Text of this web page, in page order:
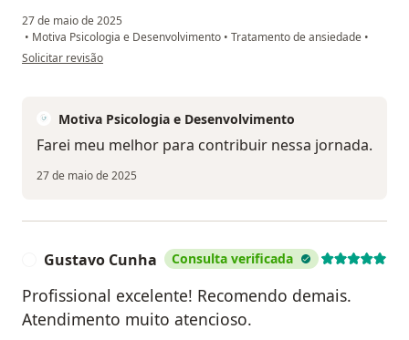
27 de maio de 2025
• Motiva Psicologia e Desenvolvimento • Tratamento de ansiedade •
na opinião do utilizador Bosco Santana
Solicitar revisão
Motiva Psicologia e Desenvolvimento
Farei meu melhor para contribuir nessa jornada.
27 de maio de 2025
Gustavo Cunha Consulta verificada
Profissional excelente! Recomendo demais.
Atendimento muito atencioso.